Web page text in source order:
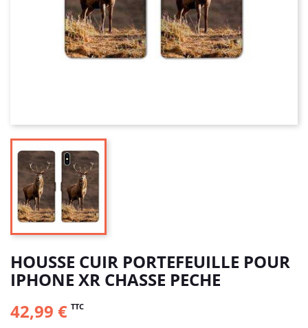
HOUSSE CUIR PORTEFEUILLE POUR
IPHONE XR CHASSE PECHE
42,99 € TTC